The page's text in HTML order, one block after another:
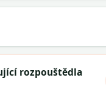
rozpouštědla